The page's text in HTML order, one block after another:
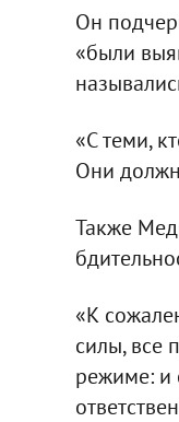
Он
«были
«С теми,
Они
Также
«К
силы, все
режиме: и